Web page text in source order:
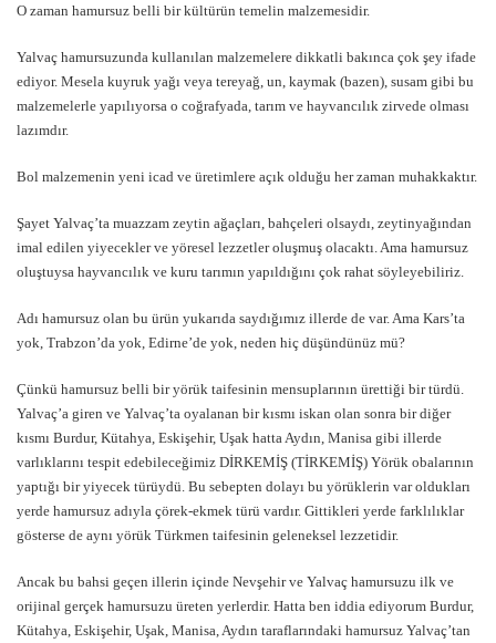
O zaman hamursuz belli bir kültürün temelin malzemesidir.
Yalvaç hamursuzunda kullanılan malzemelere dikkatli bakınca çok şey ifade
ediyor. Mesela kuyruk yağı veya tereyağ, un, kaymak (bazen), susam gibi bu
malzemelerle yapılıyorsa o coğrafyada, tarım ve hayvancılık zirvede olması
lazımdır.
Bol malzemenin yeni icad ve üretimlere açık olduğu her zaman muhakkaktır.
Şayet Yalvaç’ta muazzam zeytin ağaçları, bahçeleri olsaydı, zeytinyağından
imal edilen yiyecekler ve yöresel lezzetler oluşmuş olacaktı. Ama hamursuz
oluştuysa hayvancılık ve kuru tarımın yapıldığını çok rahat söyleyebiliriz.
Adı hamursuz olan bu ürün yukarıda saydığımız illerde de var. Ama Kars’ta
yok, Trabzon’da yok, Edirne’de yok, neden hiç düşündünüz mü?
Çünkü hamursuz belli bir yörük taifesinin mensuplarının ürettiği bir türdü.
Yalvaç’a giren ve Yalvaç’ta oyalanan bir kısmı iskan olan sonra bir diğer
kısmı Burdur, Kütahya, Eskişehir, Uşak hatta Aydın, Manisa gibi illerde
varlıklarını tespit edebileceğimiz DİRKEMİŞ (TİRKEMİŞ) Yörük obalarının
yaptığı bir yiyecek türüydü. Bu sebepten dolayı bu yörüklerin var oldukları
yerde hamursuz adıyla çörek-ekmek türü vardır. Gittikleri yerde farklılıklar
gösterse de aynı yörük Türkmen taifesinin geleneksel lezzetidir.
Ancak bu bahsi geçen illerin içinde Nevşehir ve Yalvaç hamursuzu ilk ve
orijinal gerçek hamursuzu üreten yerlerdir. Hatta ben iddia ediyorum Burdur,
Kütahya, Eskişehir, Uşak, Manisa, Aydın taraflarındaki hamursuz Yalvaç’tan